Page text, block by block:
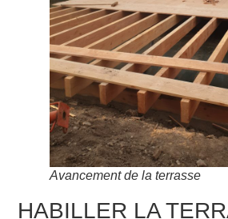
Avancement de la terrasse
HABILLER LA